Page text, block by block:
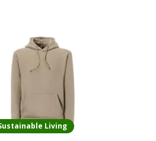
Living